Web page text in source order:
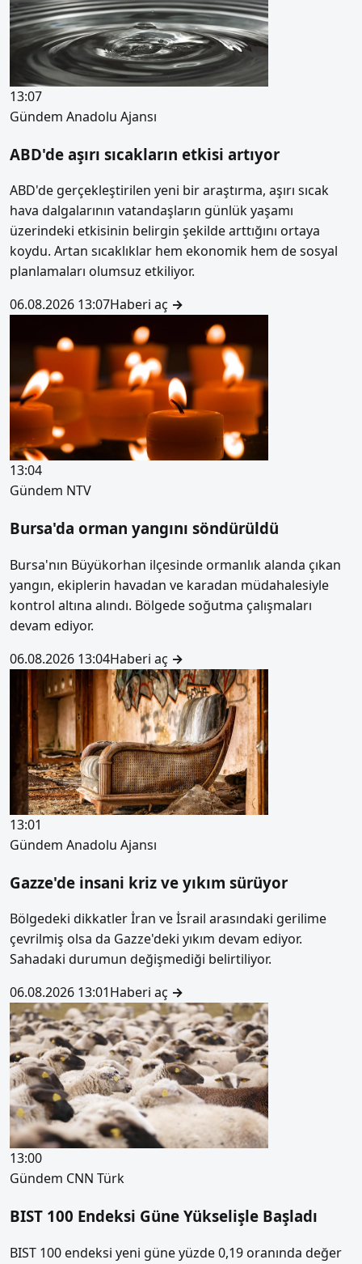
13:07
Gündem Anadolu Ajansı
ABD'de aşırı sıcakların etkisi artıyor
ABD'de gerçekleştirilen yeni bir araştırma, aşırı sıcak
hava dalgalarının vatandaşların günlük yaşamı
üzerindeki etkisinin belirgin şekilde arttığını ortaya
koydu. Artan sıcaklıklar hem ekonomik hem de sosyal
planlamaları olumsuz etkiliyor.
06.08.2026 13:07Haberi aç →
13:04
Gündem NTV
Bursa'da orman yangını söndürüldü
Bursa'nın Büyükorhan ilçesinde ormanlık alanda çıkan
yangın, ekiplerin havadan ve karadan müdahalesiyle
kontrol altına alındı. Bölgede soğutma çalışmaları
devam ediyor.
06.08.2026 13:04Haberi aç →
13:01
Gündem Anadolu Ajansı
Gazze'de insani kriz ve yıkım sürüyor
Bölgedeki dikkatler İran ve İsrail arasındaki gerilime
çevrilmiş olsa da Gazze'deki yıkım devam ediyor.
Sahadaki durumun değişmediği belirtiliyor.
06.08.2026 13:01Haberi aç →
13:00
Gündem CNN Türk
BIST 100 Endeksi Güne Yükselişle Başladı
BIST 100 endeksi yeni güne yüzde 0,19 oranında değer